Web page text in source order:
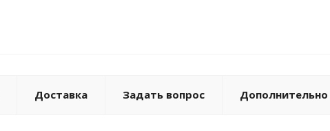
Доставка Задать вопрос Дополнительно